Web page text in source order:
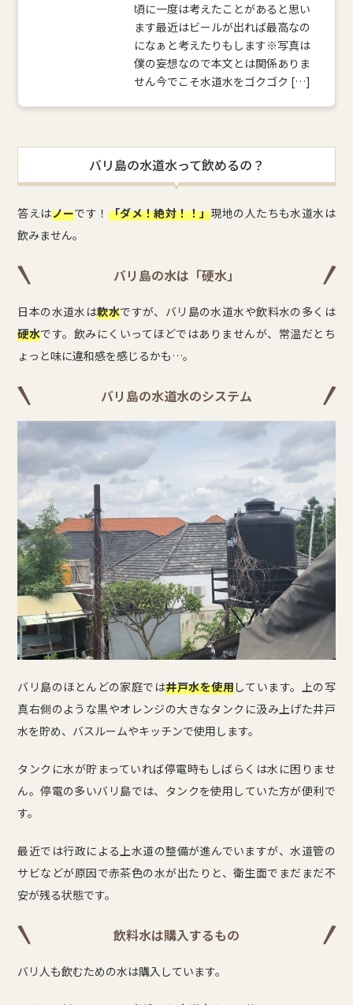
頃に一度は考えたことがあると思い
ます最近はビールが出れば最高なの
になぁと考えたりもします※写真は
僕の妄想なので本文とは関係ありま
せん今でこそ水道水をゴクゴク […]
バリ島の水道水って飲めるの？
答えはノーです！ 「ダメ！絶対！！」現地の人たちも水道水は
飲みません。
バリ島の水は「硬水」
日本の水道水は軟水ですが、バリ島の水道水や飲料水の多くは
硬水です。飲みにくいってほどではありませんが、常温だとち
ょっと味に違和感を感じるかも…。
バリ島の水道水のシステム
バリ島のほとんどの家庭では井戸水を使用しています。上の写
真右側のような黒やオレンジの大きなタンクに汲み上げた井戸
水を貯め、バスルームやキッチンで使用します。
タンクに水が貯まっていれば停電時もしばらくは水に困りませ
ん。停電の多いバリ島では、タンクを使用していた方が便利で
す。
最近では行政による上水道の整備が進んでいますが、水道管の
サビなどが原因で赤茶色の水が出たりと、衛生面でまだまだ不
安が残る状態です。
飲料水は購入するもの
バリ人も飲むための水は購入しています。